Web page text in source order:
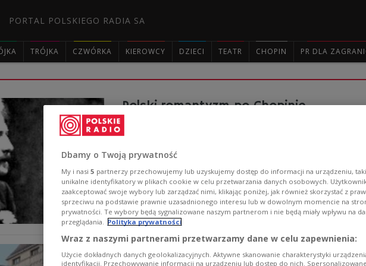
PORTAL POLSKIEGO RADIA SA
TRÓJKA CZWÓRKA KIEROWCY DZIECI TEATR CHOPIN PR DLA
Polski romantyzm po Chopinie
Od Wieniawskiego do Paderewskiego... Andrzej
Zobacz więcej na temat:
Czasem gramy: 60 lat Filharmonii
Dbamy o Twoją prywatność
My i nasi 5 partnerzy przechowujemy lub uzyskujemy dostęp do informacji na urządzeniu,
unikalne identyfikatory w plikach cookie w celu przetwarzania danych osobowych.
zaakceptować swoje wybory lub zarządzać nimi, klikając poniżej, jak również skorzystać z
sprzeciwu na podstawie prawnie uzasadnionego interesu lub w dowolnym momencie na
prywatności. Te wybory będą sygnalizowane naszym partnerom i nie będą miały wpływu na
przeglądania.
Polityka prywatności
Wraz z naszymi partnerami przetwarzamy dane w celu zapewnienia:
Użycie dokładnych danych geolokalizacyjnych. Aktywne skanowanie charakterystyki
identyfikacji. Przechowywanie informacji na urządzeniu lub dostęp do nich.